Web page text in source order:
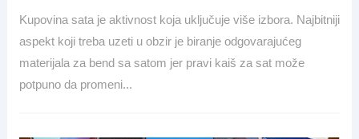
Kupovina sata je aktivnost koja uključuje više izbora. Najbitniji
aspekt koji treba uzeti u obzir je biranje odgovarajućeg
materijala za bend sa satom jer pravi kaiš za sat može
potpuno da promeni...